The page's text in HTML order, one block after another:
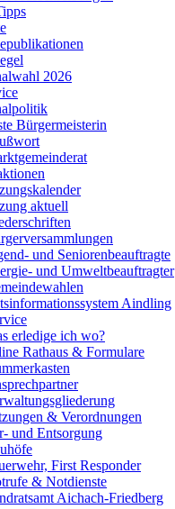
2026
Bürgermeisterin
aktuell
und Seniorenbeauftragte
und Umweltbeauftragter
Aindling
erledige ich wo?
Rathaus & Formulare
& Verordnungen
und Entsorgung
First Responder
& Notdienste
Aichach-Friedberg